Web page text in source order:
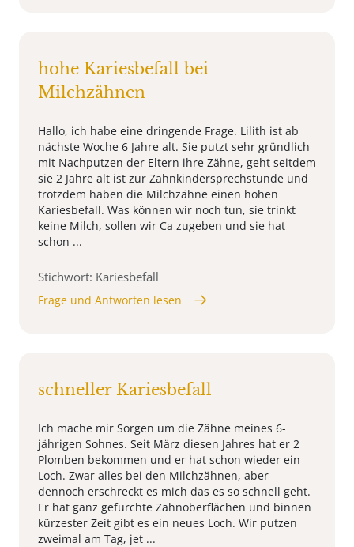
hohe Kariesbefall bei
Milchzähnen
Hallo, ich habe eine dringende Frage. Lilith ist ab
nächste Woche 6 Jahre alt. Sie putzt sehr gründlich
mit Nachputzen der Eltern ihre Zähne, geht seitdem
sie 2 Jahre alt ist zur Zahnkindersprechstunde und
trotzdem haben die Milchzähne einen hohen
Kariesbefall. Was können wir noch tun, sie trinkt
keine Milch, sollen wir Ca zugeben und sie hat
schon ...
Stichwort: Kariesbefall
Frage und Antworten lesen
schneller Kariesbefall
Ich mache mir Sorgen um die Zähne meines 6-
jährigen Sohnes. Seit März diesen Jahres hat er 2
Plomben bekommen und er hat schon wieder ein
Loch. Zwar alles bei den Milchzähnen, aber
dennoch erschreckt es mich das es so schnell geht.
Er hat ganz gefurchte Zahnoberflächen und binnen
kürzester Zeit gibt es ein neues Loch. Wir putzen
zweimal am Tag, jet ...